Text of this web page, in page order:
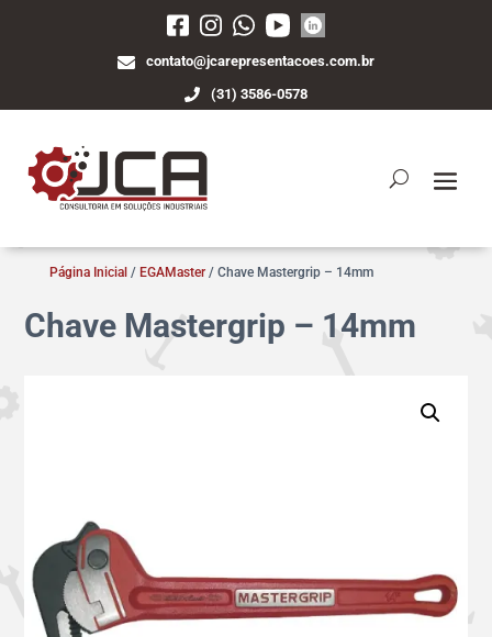
contato@jcarepresentacoes.com.br
(31) 3586-0578
Página Inicial / EGAMaster/ Chave Mastergrip – 14mm
Chave Mastergrip – 14mm